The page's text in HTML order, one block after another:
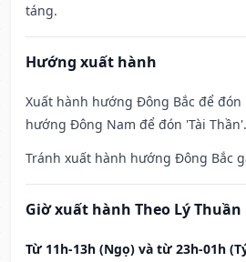
táng.
Hướng xuất hành
Xuất hành hướng Đông Bắc để đón
hướng Đông Nam để đón 'Tài Thần'.
Tránh xuất hành hướng Đông Bắc
Giờ xuất hành Theo Lý Thuần
Từ 11h-13h (Ngọ) và từ 23h-01h